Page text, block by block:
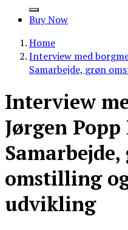
Buy Now
Home
Interview med
Samarbejde, grøn
Interview
Jørgen Popp
omstilling
udvikling